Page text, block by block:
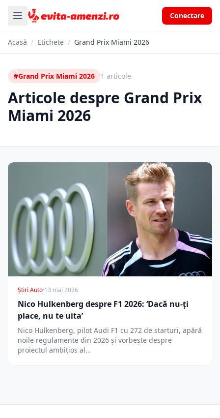
Conectare
Acasă / Etichete / Grand Prix Miami 2026
#Grand Prix Miami 2026 1 articole
Articole despre Grand Prix
Miami 2026
Știri Auto·13 mai 2026
Nico Hulkenberg despre F1 2026: ‘Dacă nu-ți
place, nu te uita’
Nico Hulkenberg, pilot Audi F1 cu 272 de starturi, apără
noile regulamente din 2026 și vorbește despre
proiectul ambițios al…